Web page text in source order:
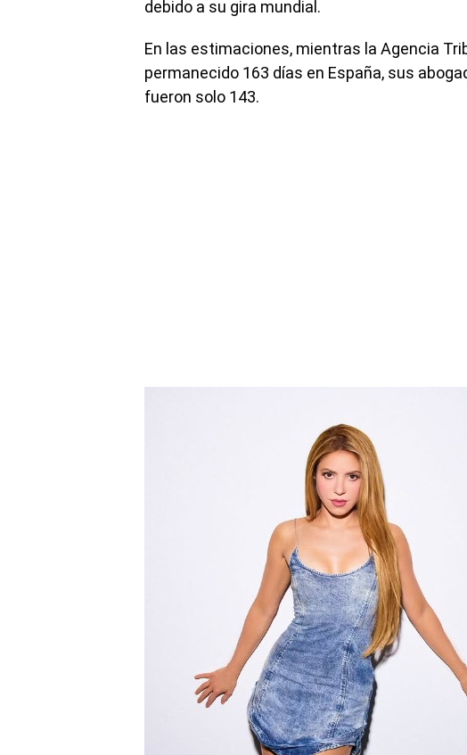
debido a su gira mundial.
En las estimaciones, mientras la Agencia
permanecido 163 días en España, sus
fueron solo 143.